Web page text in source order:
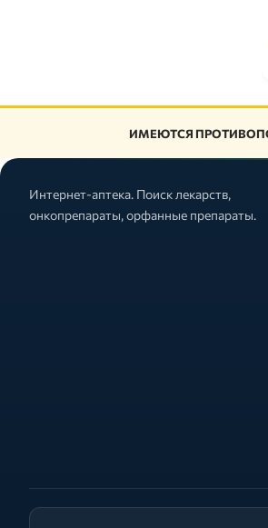
ИМЕЮТСЯ
Интернет-аптека. Поиск лекарств,
онкопрепараты, орфанные препараты.